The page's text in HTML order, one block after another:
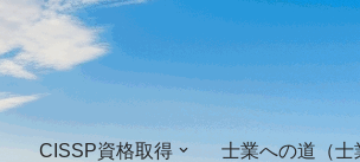
CISSP資格取得 士業への道（士